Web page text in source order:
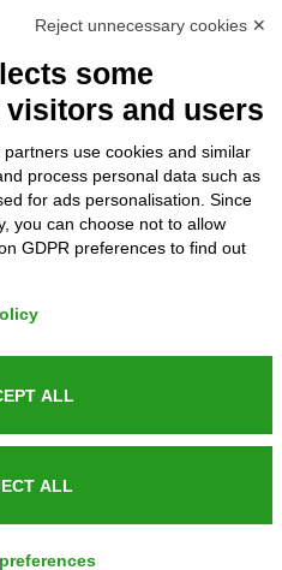
ANNOUNCEMENT
Indemnities
EN ISO 9001:2015
Italia n.8 70123, BARI
Reject unnecessary cookies ✕
some
and users
use cookies and similar
process personal data such as
for ads personalisation. Since
you can choose not to allow
GDPR preferences to find out
ALL
ALL